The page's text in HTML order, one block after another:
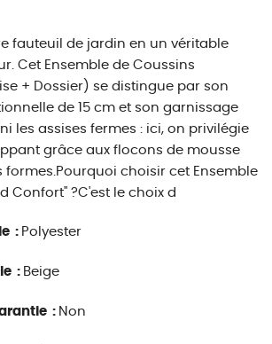
fauteuil de jardin en un véritable
Cet Ensemble de Coussins
+ Dossier) se distingue par son
de 15 cm et son garnissage
les assises fermes : ici, on privilégie
grâce aux flocons de mousse
formes.Pourquoi choisir cet Ensemble
Confort" ?C'est le choix d
: Polyester
: Beige
: Non